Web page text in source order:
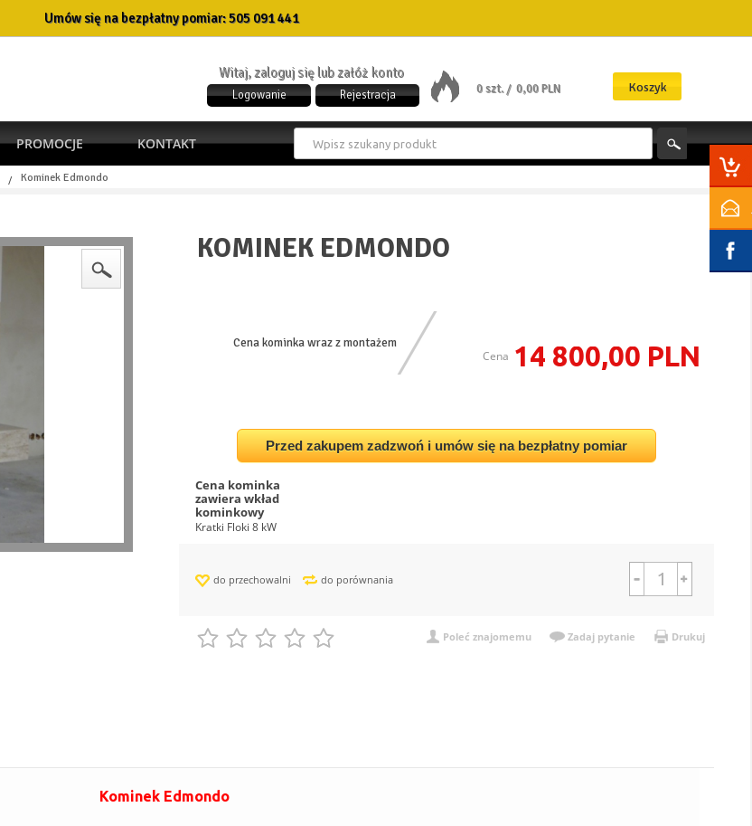
Umów się na bezpłatny pomiar:505 091 441
0 szt. / 0,00 PLN Koszyk
Witaj, zaloguj się lub załóż konto
Rejestracja
Logowanie
PROMOCJE KONTAKT
/ Kominek Edmondo
KOMINEK EDMONDO
Cena kominka wraz z montażem
Cena 14 800,00 PLN
Przed zakupem zadzwoń i umów się na bezpłatny pomiar
Cena kominka
zawiera wkład
kominkowy
Kratki Floki 8 kW
do przechowalni do porównania
Poleć znajomemu Zadaj pytanie Drukuj
Kominek Edmondo